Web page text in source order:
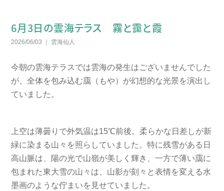
6月3日の雲海テラス 霧と靄と霞
2026/06/03 雲海仙人
今朝の雲海テラスでは雲海の発生はございませんでした
が、全体を包み込む靄（もや）が幻想的な光景を演出し
ていました。
上空は薄曇りで外気温は15℃前後。柔らかな日差しが新
緑に染まる山々を照らしていました。特に残雪がある日
高山脈は、陽の光で山嶺が美しく輝き、一方で薄い靄に
包まれた東大雪の山々は、山影が刻々と表情を変える水
墨画のような佇まいを見せていました。